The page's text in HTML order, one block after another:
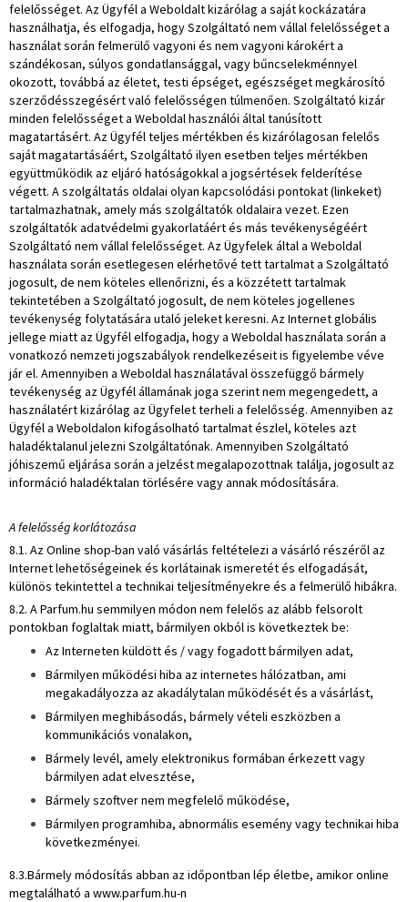
felelősséget. Az Ügyfél a Weboldalt kizárólag a saját kockázatára
használhatja, és elfogadja, hogy Szolgáltató nem vállal felelősséget a
használat során felmerülő vagyoni és nem vagyoni károkért a
szándékosan, súlyos gondatlansággal, vagy bűncselekménnyel
okozott, továbbá az életet, testi épséget, egészséget megkárosító
szerződésszegésért való felelősségen túlmenően. Szolgáltató kizár
minden felelősséget a Weboldal használói által tanúsított
magatartásért. Az Ügyfél teljes mértékben és kizárólagosan felelős
saját magatartásáért, Szolgáltató ilyen esetben teljes mértékben
együttműködik az eljáró hatóságokkal a jogsértések felderítése
végett. A szolgáltatás oldalai olyan kapcsolódási pontokat (linkeket)
tartalmazhatnak, amely más szolgáltatók oldalaira vezet. Ezen
szolgáltatók adatvédelmi gyakorlatáért és más tevékenységéért
Szolgáltató nem vállal felelősséget. Az Ügyfelek által a Weboldal
használata során esetlegesen elérhetővé tett tartalmat a Szolgáltató
jogosult, de nem köteles ellenőrizni, és a közzétett tartalmak
tekintetében a Szolgáltató jogosult, de nem köteles jogellenes
tevékenység folytatására utaló jeleket keresni. Az Internet globális
jellege miatt az Ügyfél elfogadja, hogy a Weboldal használata során a
vonatkozó nemzeti jogszabályok rendelkezéseit is figyelembe véve
jár el. Amennyiben a Weboldal használatával összefüggő bármely
tevékenység az Ügyfél államának joga szerint nem megengedett, a
használatért kizárólag az Ügyfelet terheli a felelősség. Amennyiben az
Ügyfél a Weboldalon kifogásolható tartalmat észlel, köteles azt
haladéktalanul jelezni Szolgáltatónak. Amennyiben Szolgáltató
jóhiszemű eljárása során a jelzést megalapozottnak találja, jogosult az
információ haladéktalan törlésére vagy annak módosítására.
A felelősség korlátozása
8.1. Az Online shop-ban való vásárlás feltételezi a vásárló részéről az
Internet lehetőségeinek és korlátainak ismeretét és elfogadását,
különös tekintettel a technikai teljesítményekre és a felmerülő hibákra.
8.2. A Parfum.hu semmilyen módon nem felelős az alább felsorolt
pontokban foglaltak miatt, bármilyen okból is következtek be:
Az Interneten küldött és / vagy fogadott bármilyen adat,
Bármilyen működési hiba az internetes hálózatban, ami
megakadályozza az akadálytalan működését és a vásárlást,
Bármilyen meghibásodás, bármely vételi eszközben a
kommunikációs vonalakon,
Bármely levél, amely elektronikus formában érkezett vagy
bármilyen adat elvesztése,
Bármely szoftver nem megfelelő működése,
Bármilyen programhiba, abnormális esemény vagy technikai hiba
következményei.
8.3.Bármely módosítás abban az időpontban lép életbe, amikor online
megtalálható a www.parfum.hu-n